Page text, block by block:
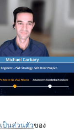
ป็นส่วนตัวของ